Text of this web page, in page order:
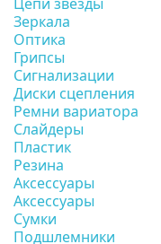
Зеркала
Оптика
Грипсы
Сигнализации
Диски сцепления
Ремни вариатора
Слайдеры
Пластик
Резина
Аксессуары
Аксессуары
Сумки
Подшлемники